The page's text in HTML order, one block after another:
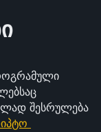
შესრულება